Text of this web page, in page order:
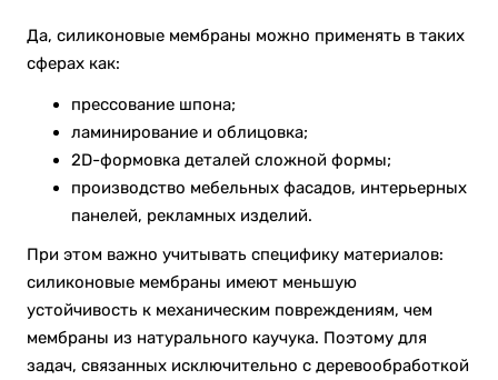
Да, силиконовые мембраны можно применять в таких
сферах как:
прессование шпона;
ламинирование и облицовка;
2D-формовка деталей сложной формы;
производство мебельных фасадов, интерьерных
панелей, рекламных изделий.
При этом важно учитывать специфику материалов:
силиконовые мембраны имеют меньшую
устойчивость к механическим повреждениям, чем
мембраны из натурального каучука. Поэтому для
задач, связанных исключительно с деревообработкой